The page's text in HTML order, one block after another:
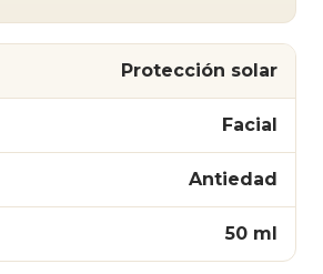
Protección solar
Facial
Antiedad
50 ml